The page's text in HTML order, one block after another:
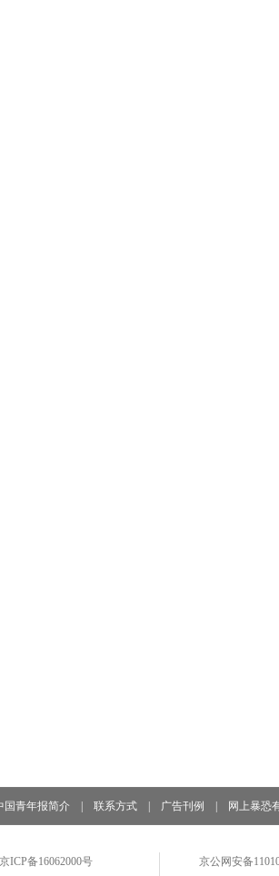
国青年报简介 联系方式 广告刊例 网上暴恐
京ICP备16062000号 京公网安备